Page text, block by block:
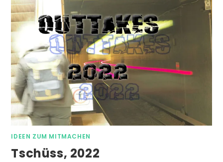
IDEEN ZUM MITMACHEN
Tschüss, 2022